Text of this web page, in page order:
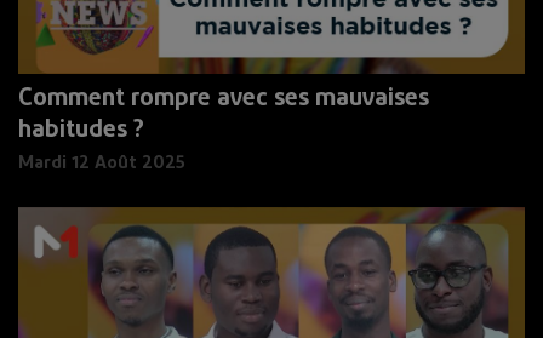
Comment rompre avec ses mauvaises
habitudes ?
Mardi 12 Août 2025